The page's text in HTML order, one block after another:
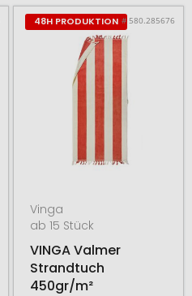
48H PRODUKTION # 580.285676
Vinga
ab 15 Stück
VINGA Valmer
Strandtuch
450gr/m²